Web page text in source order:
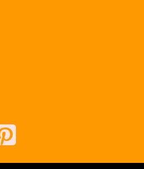
pinterest